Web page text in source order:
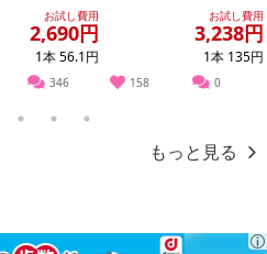
よりお届けする商品は、ご利用いた
を目的としており、転売等は固く
された場合は、サービス利用を停
お試し費用
2,690円
1本 56.1円
346
Welch’sピーチ1...お試し費用
3,238円
1本 135円
158 0
3 4 5
もっと見る